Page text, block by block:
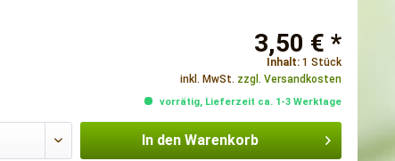
3,50 € *
Inhalt: 1 Stück
inkl. MwSt. zzgl. Versandkosten
vorrätig, Lieferzeit ca. 1-3 Werktage
In den Warenkorb